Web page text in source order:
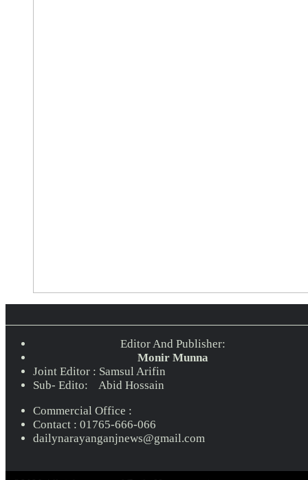
Editor And Publisher:
Monir Munna
Joint Editor : Samsul Arifin
Sub- Edito: Abid Hossain
Commercial Office :
Contact : 01765-666-066
dailynarayanganjnews@gmail.com